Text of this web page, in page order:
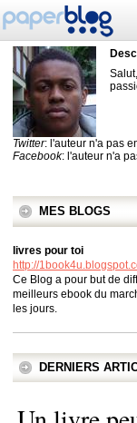
Twitter: l'auteur n'a pas
Facebook: l'auteur n'a
MES BLOGS
livres pour toi
http://
Ce Blog a pour but de
meilleurs ebook du
les jours.
DERNIERS